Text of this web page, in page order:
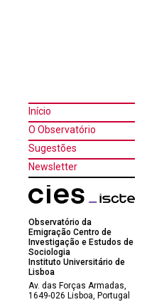
Início
O Observatório
Sugestões
Newsletter
Observatório da
Emigração Centro de
Investigação e Estudos de
Sociologia
Instituto Universitário de
Lisboa
Av. das Forças Armadas,
1649-026 Lisboa, Portugal